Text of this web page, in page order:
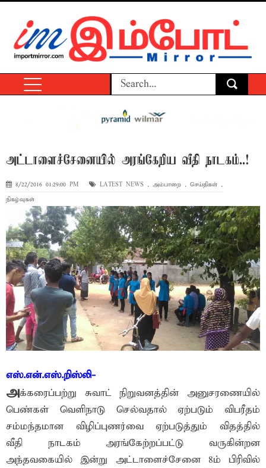
அட்டாளைச்சேனையில் அரங்கேறிய வீதி நாடகம்..!
8/22/2016 01:29:00 PM LATEST NEWS , அம்பாறை , செய்திகள் ,
நிகழ்வுகள்
எஸ்.என்.எஸ்.றிஸ்லி-
அக்கரைப்பற்று சுவாட் நிறுவனத்தின் அனுசரணையில்
பெண்கள் வெளிநாடு செல்வதால் ஏற்படும் விபரீதம்
சம்மந்தமான விழிப்புணர்வை ஏற்படுத்தும் விதத்தில்
வீதி நாடகம் அரங்கேற்றப்பட்டு வருகின்றன
அந்தவகையில் இன்று அட்டாளைச்சேனை 8ம் பிரிவில்